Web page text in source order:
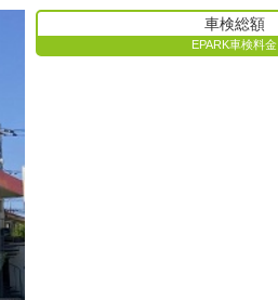
車検総額
EPARK車検料金